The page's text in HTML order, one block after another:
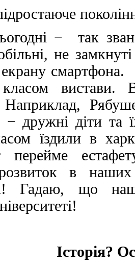
− так
не
смартфона.
вистави.
Наприклад,
дружні діти та
їздили в
перейме
розвиток в
Гадаю, що
Історія?